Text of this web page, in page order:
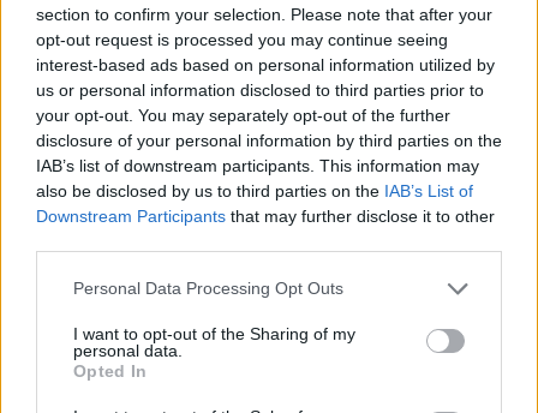
section to confirm your selection. Please note that after your
opt-out request is processed you may continue seeing
interest-based ads based on personal information utilized by
us or personal information disclosed to third parties prior to
your opt-out. You may separately opt-out of the further
disclosure of your personal information by third parties on the
IAB’s list of downstream participants. This information may
also be disclosed by us to third parties on the IAB’s List of
Downstream Participants that may further disclose it to other
Personal Data Processing Opt Outs
I want to opt-out of the Sharing of my
personal data.
Opted In